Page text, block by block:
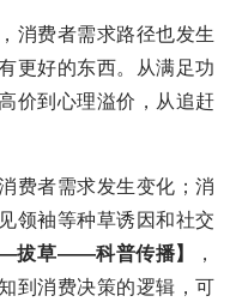
消费者需求路径也发生
更好的东西。从满足功
价到心理溢价，从追赶
费者需求发生变化；消
领袖等种草诱因和社交
拔草——科普传播】
，
到消费决策的逻辑，可